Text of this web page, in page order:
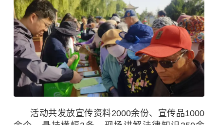
活动共发放宣传资料2000余份、宣传品1000